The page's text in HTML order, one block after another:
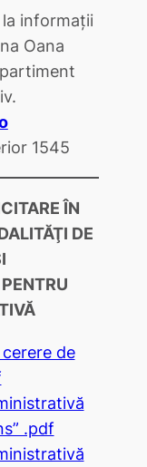
la informații
Oana
1545
ÎN
DE
de
.pdf